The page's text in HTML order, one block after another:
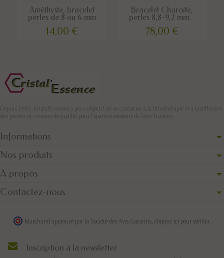
Améthyste, bracelet
perles de 8 ou 6 mm
14,00 €
Bracelet Charoïte,
perles 8,8-9,2 mm...
78,00 €
Depuis 1993, Cristal'Essence a pour objectif de se consacrer à la lithothérapie et à la diffusion
des pierres et cristaux de qualité pour l’épanouissement de l’être humain.
Informations
Nos produits
A propos
Contactez-nous
Marchand approuvé par la Société des Avis Garantis, cliquez ici pour vérifier
Inscription à la newsletter